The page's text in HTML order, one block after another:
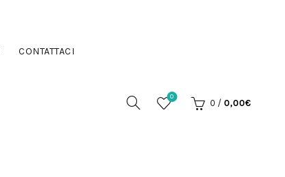
CONTATTACI
0
0 / 0,00€